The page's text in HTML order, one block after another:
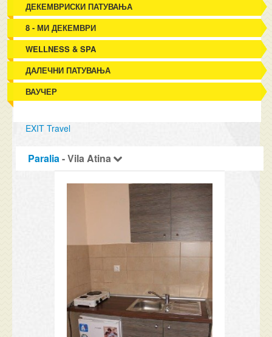
ДЕКЕМВРИСКИ ПАТУВАЊА
8 - МИ ДЕКЕМВРИ
WELLNESS & SPA
ДАЛЕЧНИ ПАТУВАЊА
ВАУЧЕР
EXIT Travel
Paralia- Vila Atina